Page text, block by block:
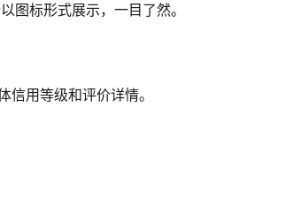
图标形式展示，一目了然。
用等级和评价详情。